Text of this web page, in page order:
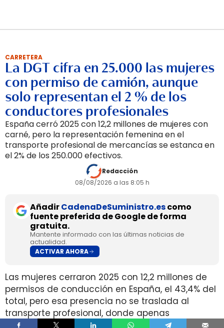
CARRETERA
La DGT cifra en 25.000 las mujeres
con permiso de camión, aunque
solo representan el 2 % de los
conductores profesionales
España cerró 2025 con 12,2 millones de mujeres con
carné, pero la representación femenina en el
transporte profesional de mercancías se estanca en
el 2% de los 250.000 efectivos.
Redacción
08/08/2026 a las 8:05 h
AñadirCadenaDeSuministro.escomo
fuente preferida de Google de forma
gratuita.
Mantente informado con las últimas noticias de
actualidad.
ACTIVAR AHORA
Las mujeres cerraron 2025 con 12,2 millones de
permisos de conducción en España, el 43,4% del
total, pero esa presencia no se traslada al
transporte profesional, donde apenas
representan el 2% de un colectivo de 250.000